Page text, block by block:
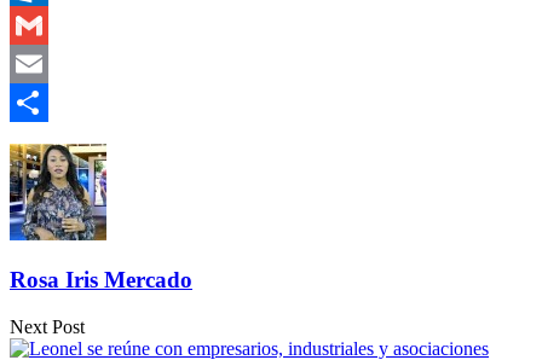
Outlook.com
Gmail
Email
Compartir
Rosa Iris Mercado
Next Post